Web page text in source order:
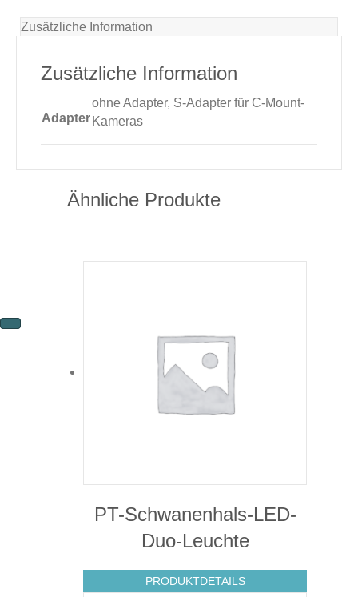
Zusätzliche Information
Zusätzliche Information
Adapter
ohne Adapter, S-Adapter für C-Mount-
Kameras
Ähnliche Produkte
PT-Schwanenhals-LED-
Duo-Leuchte
PRODUKTDETAILS